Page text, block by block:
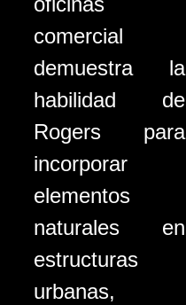
comercial
demuestra la
habilidad de
Rogers para
incorporar
elementos
naturales en
estructuras
urbanas,